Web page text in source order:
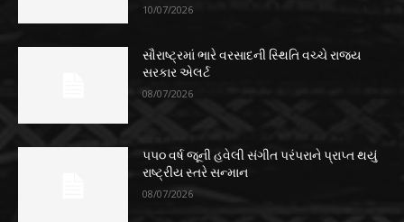
10/07/2026
સૌરાષ્ટ્રમાં ભારે વરસાદની સ્થિતિ વચ્ચે રાજ્ય
સરકાર એલર્ટ
08/07/2026
૫૫૦ વર્ષ જૂની હવેલી સંગીત પરંપરાને પ્રાપ્ત થયું
રાષ્ટ્રીય સ્તરે સન્માન
08/07/2026